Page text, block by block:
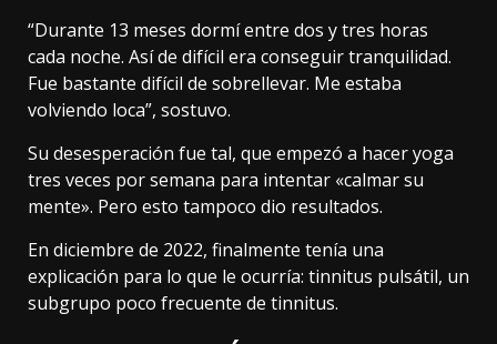
“Durante 13 meses dormí entre dos y tres horas
cada noche. Así de difícil era conseguir tranquilidad.
Fue bastante difícil de sobrellevar. Me estaba
volviendo loca”, sostuvo.
Su desesperación fue tal, que empezó a hacer yoga
tres veces por semana para intentar «calmar su
mente». Pero esto tampoco dio resultados.
En diciembre de 2022, finalmente tenía una
explicación para lo que le ocurría: tinnitus pulsátil, un
subgrupo poco frecuente de tinnitus.